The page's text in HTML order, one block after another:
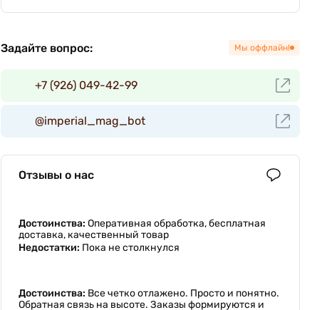
Задайте вопрос: Мы оффлайн!
+7 (926) 049-42-99
@imperial_mag_bot
Отзывы о нас
Достоинства: Оперативная обработка, бесплатная
доставка, качественный товар
Недостатки: Пока не столкнулся
Достоинства: Все четко отлажено. Просто и понятно.
Обратная связь на высоте. Заказы формируются и